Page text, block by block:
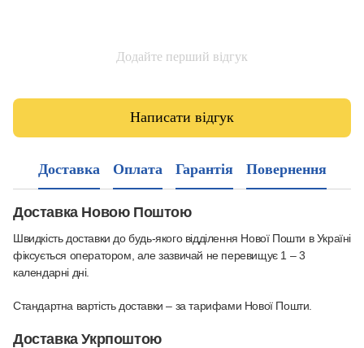
Додайте перший відгук
Написати відгук
Доставка Оплата Гарантія Повернення
Доставка Новою Поштою
Швидкість доставки до будь-якого відділення Нової Пошти в Україні
фіксується оператором, але зазвичай не перевищує 1 – 3
календарні дні.
Стандартна вартість доставки – за тарифами Нової Пошти.
Доставка Укрпоштою